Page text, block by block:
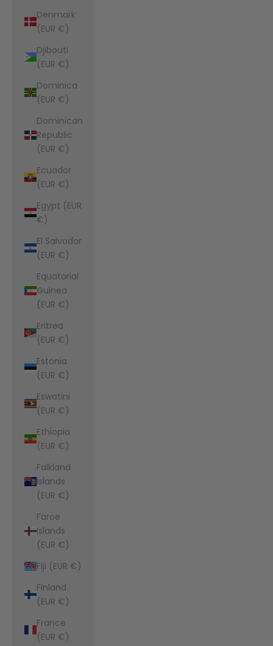
Denmark
(EUR €)
Djibouti
(EUR €)
Dominica
(EUR €)
Dominican
Republic
(EUR €)
Ecuador
(EUR €)
Egypt (EUR
€)
El Salvador
(EUR €)
Equatorial
Guinea
(EUR €)
Eritrea
(EUR €)
Estonia
(EUR €)
Eswatini
(EUR €)
Ethiopia
(EUR €)
Falkland
Islands
(EUR €)
Faroe
Islands
(EUR €)
Fiji (EUR €)
Finland
(EUR €)
France
(EUR €)